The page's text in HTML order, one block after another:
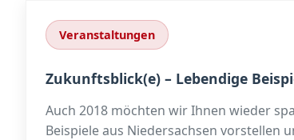
Veranstaltungen
Zukunftsblick(e) – Lebendige
Auch 2018 möchten wir Ihnen wieder
Beispiele aus Niedersachsen vorstellen